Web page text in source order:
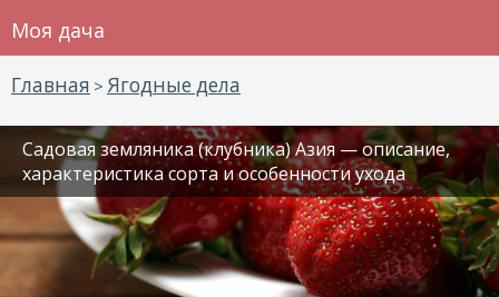
Моя дача
Главная > Ягодные дела
Садовая земляника (клубника) Азия — описание,
характеристика сорта и особенности ухода